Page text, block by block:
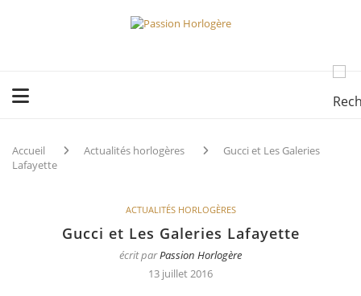
Accueil Actualités horlogères
Gucci et Les Galeries
Lafayette
ACTUALITÉS HORLOGÈRES
Gucci et Les Galeries Lafayette
écrit parPassion Horlogère
13 juillet 2016